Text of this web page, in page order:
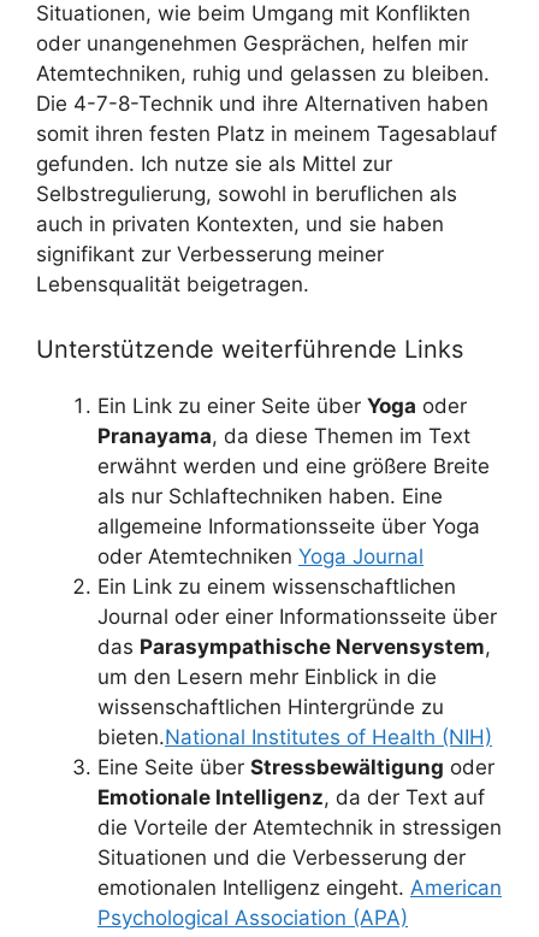
Situationen, wie beim Umgang mit Konflikten
oder unangenehmen Gesprächen, helfen mir
Atemtechniken, ruhig und gelassen zu bleiben.
Die 4-7-8-Technik und ihre Alternativen haben
somit ihren festen Platz in meinem Tagesablauf
gefunden. Ich nutze sie als Mittel zur
Selbstregulierung, sowohl in beruflichen als
auch in privaten Kontexten, und sie haben
signifikant zur Verbesserung meiner
Lebensqualität beigetragen.
Unterstützende weiterführende Links
Ein Link zu einer Seite über Yoga oder
Pranayama, da diese Themen im Text
erwähnt werden und eine größere Breite
als nur Schlaftechniken haben. Eine
allgemeine Informationsseite über Yoga
oder Atemtechniken Yoga Journal
Ein Link zu einem wissenschaftlichen
Journal oder einer Informationsseite über
das Parasympathische Nervensystem,
um den Lesern mehr Einblick in die
wissenschaftlichen Hintergründe zu
bieten.National Institutes of Health (NIH)
Eine Seite über Stressbewältigung oder
Emotionale Intelligenz, da der Text auf
die Vorteile der Atemtechnik in stressigen
Situationen und die Verbesserung der
emotionalen Intelligenz eingeht. American
Psychological Association (APA)